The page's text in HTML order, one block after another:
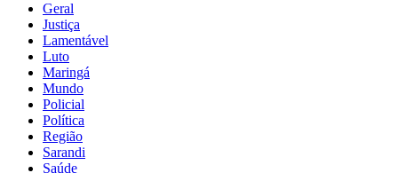
Geral
Justiça
Lamentável
Luto
Maringá
Mundo
Policial
Política
Região
Sarandi
Saúde